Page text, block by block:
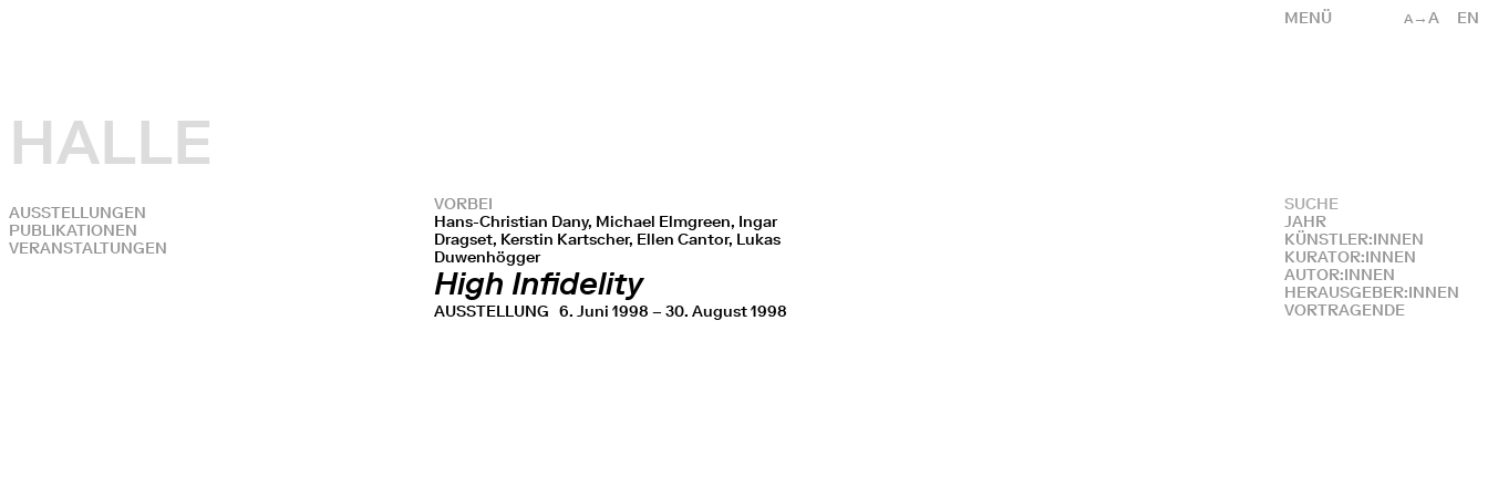
A →A EN
MENÜ
HALLE
AUSSTELLUNGEN
PUBLIKATIONEN
VERANSTALTUNGEN
JAHR
KÜNSTLER:INNEN
KURATOR:INNEN
AUTOR:INNEN
HERAUSGEBER:INNEN
VORTRAGENDE
VORBEI
Hans-Christian Dany, Michael Elmgreen, Ingar
Dragset, Kerstin Kartscher, Ellen Cantor, Lukas
Duwenhögger
High Infidelity
AUSSTELLUNG 6. Juni 1998 – 30. August 1998